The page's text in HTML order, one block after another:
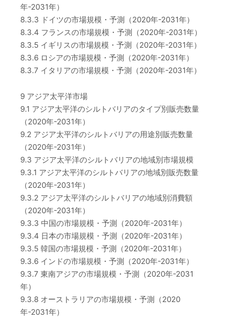
年-2031年）
8.3.3 ドイツの市場規模・予測（2020年-2031年）
8.3.4 フランスの市場規模・予測（2020年-2031年）
8.3.5 イギリスの市場規模・予測（2020年-2031年）
8.3.6 ロシアの市場規模・予測（2020年-2031年）
8.3.7 イタリアの市場規模・予測（2020年-2031年）
9 アジア太平洋市場
9.1 アジア太平洋のシルトバリアのタイプ別販売数量
（2020年-2031年）
9.2 アジア太平洋のシルトバリアの用途別販売数量
（2020年-2031年）
9.3 アジア太平洋のシルトバリアの地域別市場規模
9.3.1 アジア太平洋のシルトバリアの地域別販売数量
（2020年-2031年）
9.3.2 アジア太平洋のシルトバリアの地域別消費額
（2020年-2031年）
9.3.3 中国の市場規模・予測（2020年-2031年）
9.3.4 日本の市場規模・予測（2020年-2031年）
9.3.5 韓国の市場規模・予測（2020年-2031年）
9.3.6 インドの市場規模・予測（2020年-2031年）
9.3.7 東南アジアの市場規模・予測（2020年-2031
年）
9.3.8 オーストラリアの市場規模・予測（2020
年-2031年）